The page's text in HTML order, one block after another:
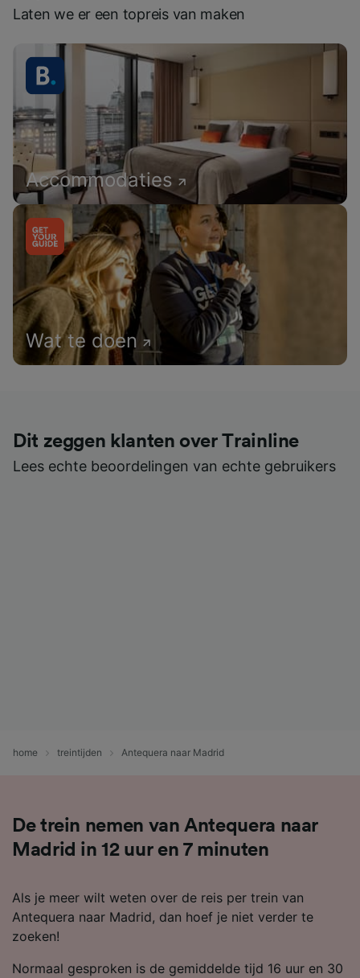
Laten we er een topreis van maken
Accommodaties
Wat te doen
Dit zeggen klanten over Trainline
Lees echte beoordelingen van echte gebruikers
home treintijden Antequera naar Madrid
De trein nemen van Antequera naar
Madrid in 12 uur en 7 minuten
Als je meer wilt weten over de reis per trein van
Antequera naar Madrid, dan hoef je niet verder te
zoeken!
Normaal gesproken is de gemiddelde tijd 16 uur en 30